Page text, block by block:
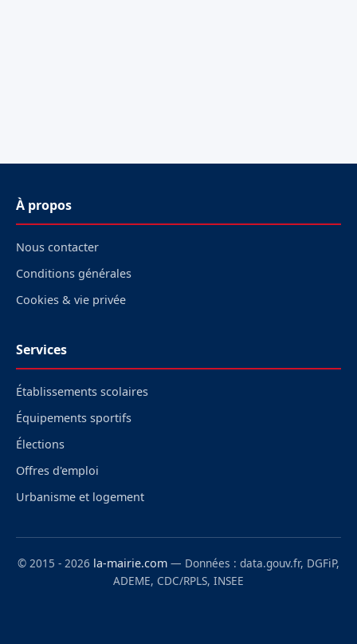
À propos
Nous contacter
Conditions générales
Cookies & vie privée
Services
Établissements scolaires
Équipements sportifs
Élections
Offres d'emploi
Urbanisme et logement
© 2015 - 2026 la-mairie.com — Données : data.gouv.fr, DGFiP,
ADEME, CDC/RPLS, INSEE